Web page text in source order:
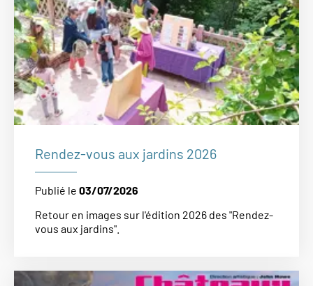
Rendez-vous aux jardins 2026
Publié le 03/07/2026
Retour en images sur l'édition 2026 des "Rendez-
vous aux jardins".